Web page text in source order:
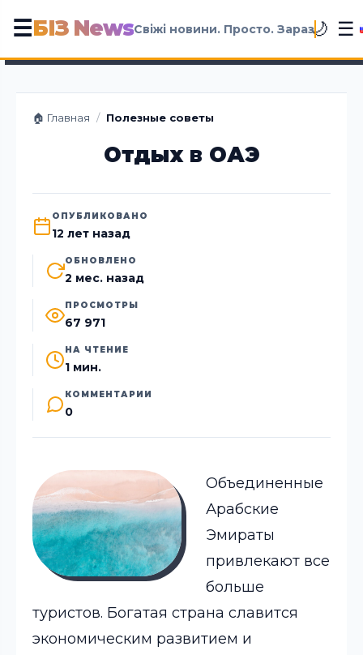
☰БІЗ NewsСвіжі новини. Просто. Зараз🌙 ☰
🏠 Главная / Полезные советы
Отдых в ОАЭ
ОПУБЛИКОВАНО
12 лет назад
ОБНОВЛЕНО
2 мес. назад
ПРОСМОТРЫ
67 971
НА ЧТЕНИЕ
1 мин.
КОММЕНТАРИИ
0
Объединенные
Арабские
Эмираты
привлекают все
больше
туристов. Богатая страна славится
экономическим развитием и